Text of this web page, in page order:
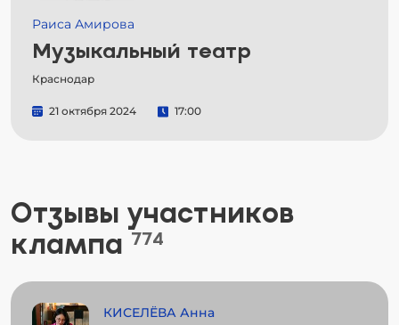
Раиса Амирова
Музыкальный театр
Краснодар
21 октября 2024 17:00
Отзывы участников
клампа 774
КИСЕЛЁВА Анна